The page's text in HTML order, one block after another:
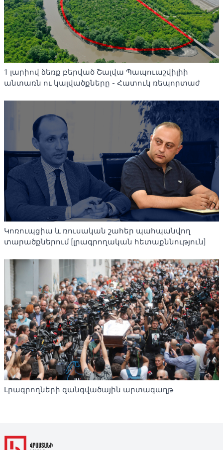
1 լարիով ձեռք բերված Շալվա Պապուաշվիլիի
անտառն ու կալվածքները - Հատուկ ռեպորտաժ
Կոռուպցիա և ռուսական շահեր պահպանվող
տարածքներում [լրագրողական հետաքննություն]
Լրագրողների զանգվածային արտագաղթ